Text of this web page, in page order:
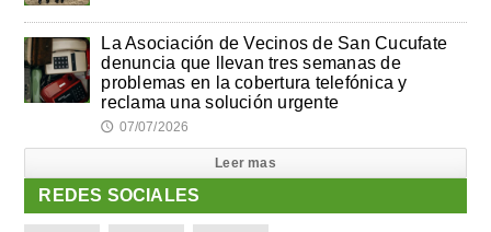
La Asociación de Vecinos de San Cucufate
denuncia que llevan tres semanas de
problemas en la cobertura telefónica y
reclama una solución urgente
🕔 07/07/2026
Leer mas
REDES SOCIALES